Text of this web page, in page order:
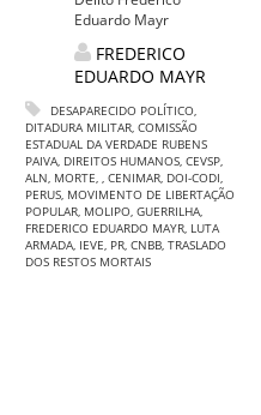
Eduardo Mayr
FREDERICO
EDUARDO MAYR
DESAPARECIDO POLÍTICO,
DITADURA MILITAR, COMISSÃO
ESTADUAL DA VERDADE RUBENS
PAIVA, DIREITOS HUMANOS, CEVSP,
ALN, MORTE, , CENIMAR, DOI-CODI,
PERUS, MOVIMENTO DE LIBERTAÇÃO
POPULAR, MOLIPO, GUERRILHA,
FREDERICO EDUARDO MAYR, LUTA
ARMADA, IEVE, PR, CNBB, TRASLADO
DOS RESTOS MORTAIS